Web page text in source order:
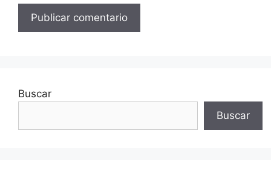
Buscar
Buscar